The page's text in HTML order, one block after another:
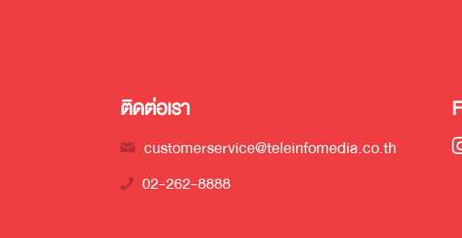
ติดต่อเรา
customerservice@teleinfomedia.co.th
02-262-8888